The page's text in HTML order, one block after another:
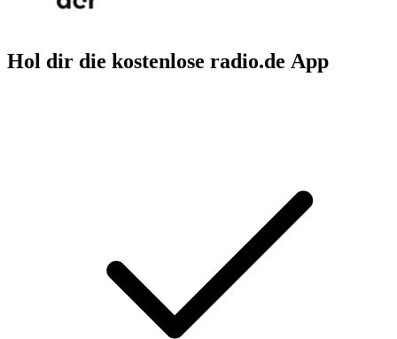
Hol dir die kostenlose radio.de App